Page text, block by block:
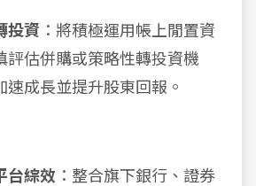
投資 ：將積極運用帳上閒置資
評估併購或策略性轉投資機
速成長並提升股東回報。
台綜效 ：整合旗下銀行、證券